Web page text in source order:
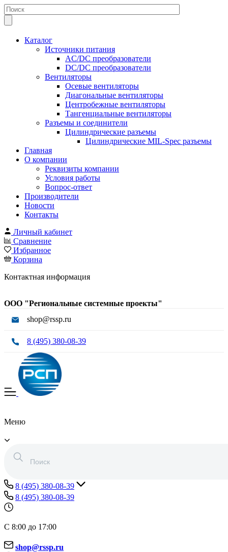
Каталог
Источники питания
AC/DC преобразователи
DC/DC преобразователи
Вентиляторы
Осевые вентиляторы
Диагональные вентиляторы
Центробежные вентиляторы
Тангенциальные вентиляторы
Разъемы и соединители
Цилиндрические разъемы
Цилиндрические MIL-Spec разъемы
Главная
О компании
Реквизиты компании
Условия работы
Вопрос-ответ
Производители
Новости
Контакты
Личный кабинет
Сравнение
Избранное
Корзина
Контактная информация
ООО "Региональные системные проекты"
shop@rssp.ru
8 (495) 380-08-39
Меню
8 (495) 380-08-39
8 (495) 380-08-39
С 8:00 до 17:00
shop@rssp.ru